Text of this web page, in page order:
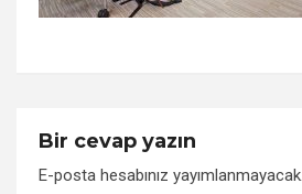
Bir cevap yazın
E-posta hesabınız yayımlanmayacak.